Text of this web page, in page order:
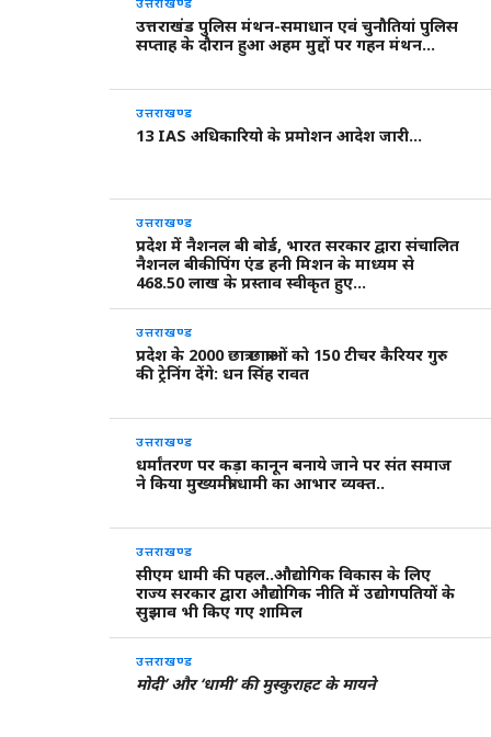
उत्तराखंड पुलिस मंथन-समाधान एवं चुनौतियां पुलिस
सप्ताह के दौरान हुआ अहम मुद्दों पर गहन मंथन…
उत्तराखण्ड
13 IAS अधिकारियो के प्रमोशन आदेश जारी…
उत्तराखण्ड
प्रदेश में नैशनल बी बोर्ड, भारत सरकार द्वारा संचालित
नैशनल बीकीपिंग एंड हनी मिशन के माध्यम से
468.50 लाख के प्रस्ताव स्वीकृत हुए…
उत्तराखण्ड
प्रदेश के 2000 छात्र छात्राओं को 150 टीचर कैरियर गुरु
की ट्रेनिंग देंगे: धन सिंह रावत
उत्तराखण्ड
धर्मांतरण पर कड़ा कानून बनाये जाने पर संत समाज
ने किया मुख्यमंत्री धामी का आभार व्यक्त..
उत्तराखण्ड
सीएम धामी की पहल..औद्योगिक विकास के लिए
राज्य सरकार द्वारा औद्योगिक नीति में उद्योगपतियों के
सुझाव भी किए गए शामिल
उत्तराखण्ड
मोदी’ और ‘धामी’ की मुस्कुराहट के मायने